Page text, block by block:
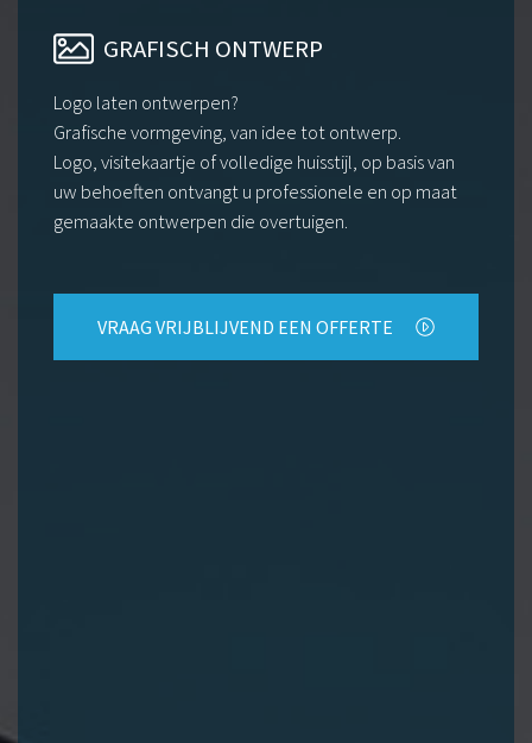
GRAFISCH ONTWERP
Logo laten ontwerpen?
Grafische vormgeving, van idee tot ontwerp.
Logo, visitekaartje of volledige huisstijl, op basis van
uw behoeften ontvangt u professionele en op maat
gemaakte ontwerpen die overtuigen.
VRAAG VRIJBLIJVEND EEN OFFERTE